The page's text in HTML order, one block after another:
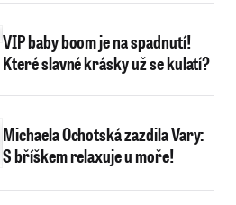
VIP baby boom je na spadnutí!
Které slavné krásky už se kulatí?
Michaela Ochotská zazdila Vary:
S bříškem relaxuje u moře!